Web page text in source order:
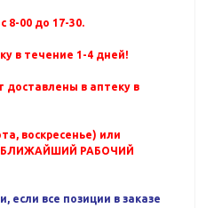
8-00 до 17-30.
в течение 1-4 дней!
доставлены в аптеку в
воскресенье) или
БЛИЖАЙШИЙ РАБОЧИЙ
если все позиции в заказе